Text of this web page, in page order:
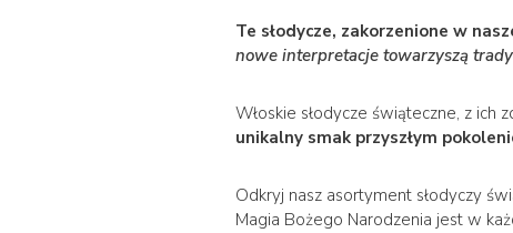
Te słodycze, zakorzenione w
nowe interpretacje towarzyszą
Włoskie słodycze świąteczne, z ich
unikalny smak przyszłym
Odkryj nasz asortyment słodyczy
Magia Bożego Narodzenia jest w